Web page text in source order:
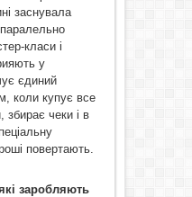
заснувала
класи і
у
єдиний
коли купує все
збирає чеки і в
повертають.
заробляють